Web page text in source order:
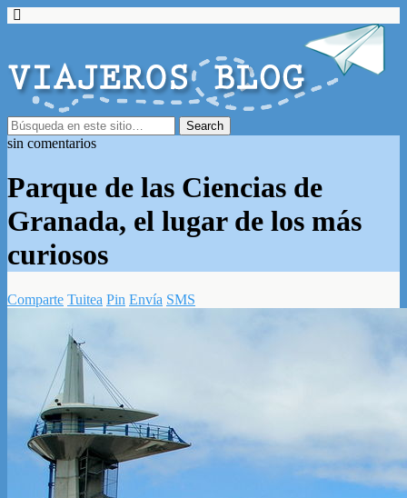
sin comentarios
Parque de las Ciencias de
Granada, el lugar de los más
curiosos
Comparte Tuitea Pin Envía SMS